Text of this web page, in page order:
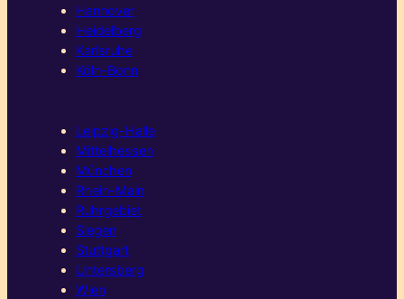
Hannover
Heidelberg
Karlsruhe
Köln-Bonn
Leipzig-Halle
Mittelhessen
München
Rhein-Main
Ruhrgebiet
Siegen
Stuttgart
Untersberg
Wien